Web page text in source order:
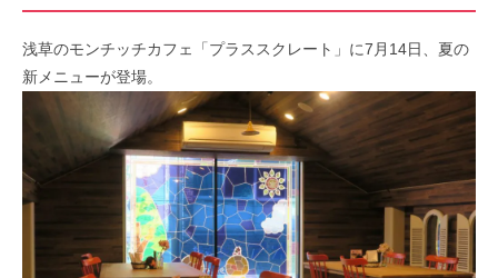
浅草のモンチッチカフェ「プラススクレート」に7月14日、夏の
新メニューが登場。